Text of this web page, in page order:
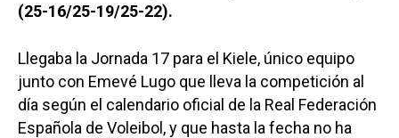
(25-16/25-19/25-22).
Llegaba la Jornada 17 para el Kiele, único equipo
junto con Emevé Lugo que lleva la competición al
día según el calendario oficial de la Real Federación
Española de Voleibol, y que hasta la fecha no ha